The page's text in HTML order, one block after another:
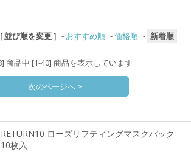
[ 並び順を変更 ] - おすすめ順 -価格順 - 新着順
商品中 [1-40] 商品を表示しています
次のページへ >
RETURN10 ローズリフティングマスクパック
10枚入